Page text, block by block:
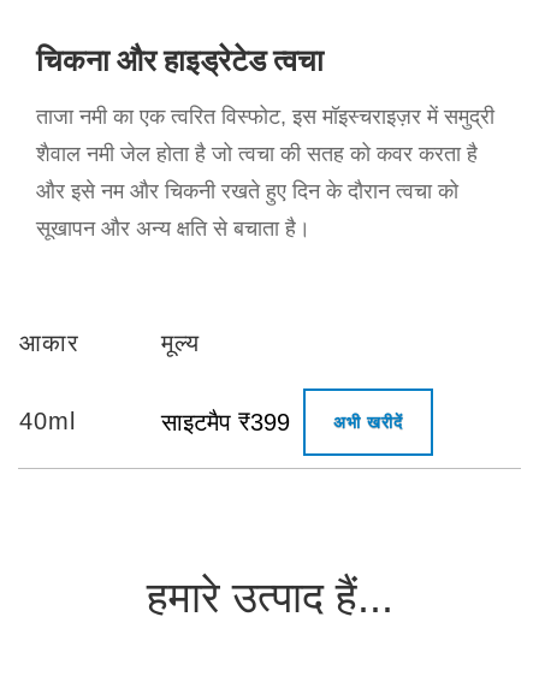
चिकना और हाइड्रेटेड त्वचा
ताजा नमी का एक त्वरित विस्फोट, इस मॉइस्चराइज़र में समुद्री
शैवाल नमी जेल होता है जो त्वचा की सतह को कवर करता है
और इसे नम और चिकनी रखते हुए दिन के दौरान त्वचा को
सूखापन और अन्य क्षति से बचाता है।
आकार मूल्य
40ml साइटमैप ₹399 अभी खरीदें
हमारे उत्पाद हैं...